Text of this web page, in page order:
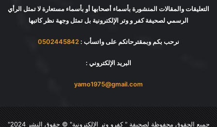
التعليقات والمقالات المنشورة بأسماء أصحابها أو بأسماء مستعارة لا تمثل الرأي
الرسمي لصحيفة كفر و وتر الإلكترونية بل تمثل وجهة نظر كاتبها
نرحب بكم وبمقترحاتكم على واتسأب : 0502445842
البريد الإلكتروني :
yamo1975@gmail.com
جميع الحقوق محفوظة لصحيفة "كفرو وتر الإلكترونية" © حقوق النشر 2024"